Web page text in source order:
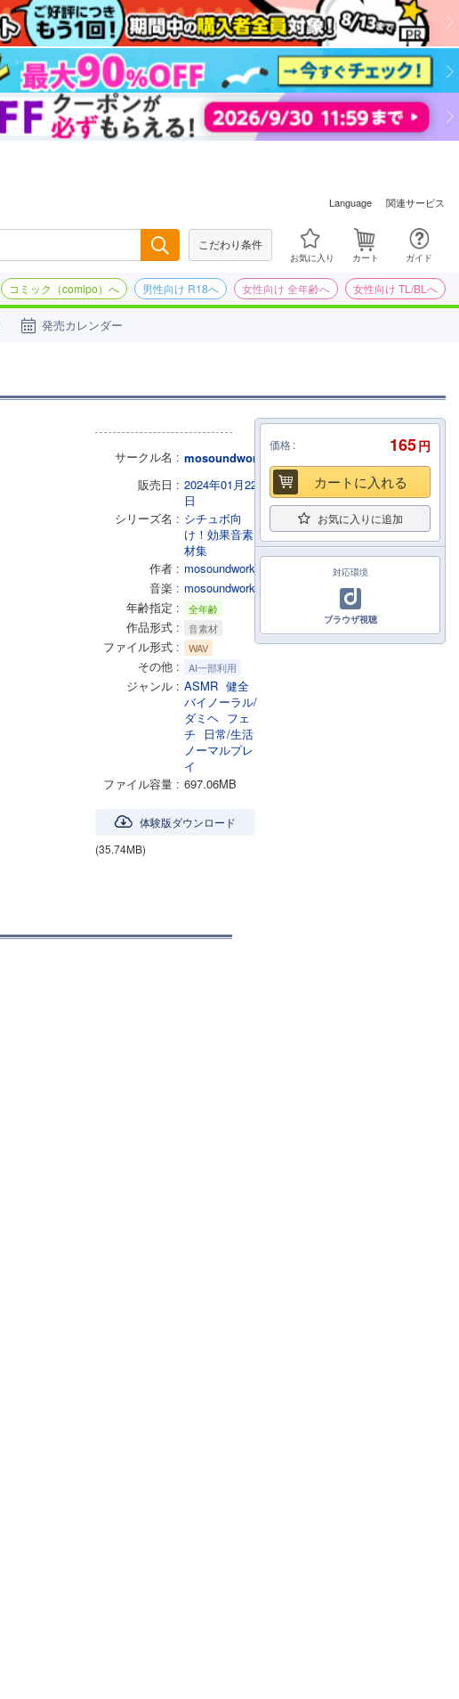
Language 関連サービス
こだわり条件
お気に入り カート ガイド
コミック（comipo）へ 男性向け R18へ 女性向け 全年齢へ 女性向け TL/BLへ
発売カレンダー
サークル名
mosoundworks
販売日
2024年01月22
日
シリーズ名
シチュボ向
け！効果音素
材集
作者
mosoundworks
音楽
mosoundworks
年齢指定
全年齢
作品形式 音素材
ファイル形式 WAV
その他 AI一部利用
ジャンル ASMR 健全
バイノーラル/
ダミヘ フェ
チ
日常/生活
ノーマルプレ
イ
ファイル容量
697.06MB
体験版ダウンロード
(35.74MB)
価格 165円
カートに入れる
お気に入りに追加
対応環境
ブラウザ視聴